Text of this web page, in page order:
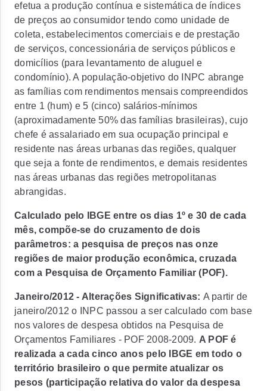
efetua a produção contínua e sistemática de índices
de preços ao consumidor tendo como unidade de
coleta, estabelecimentos comerciais e de prestação
de serviços, concessionária de serviços públicos e
domicílios (para levantamento de aluguel e
condomínio). A população-objetivo do INPC abrange
as famílias com rendimentos mensais compreendidos
entre 1 (hum) e 5 (cinco) salários-mínimos
(aproximadamente 50% das famílias brasileiras), cujo
chefe é assalariado em sua ocupação principal e
residente nas áreas urbanas das regiões, qualquer
que seja a fonte de rendimentos, e demais residentes
nas áreas urbanas das regiões metropolitanas
abrangidas.
Calculado pelo IBGE entre os dias 1º e 30 de cada
mês, compõe-se do cruzamento de dois
parâmetros: a pesquisa de preços nas onze
regiões de maior produção econômica, cruzada
com a Pesquisa de Orçamento Familiar (POF).
Janeiro/2012 - Alterações Significativas: A partir de
janeiro/2012 o INPC passou a ser calculado com base
nos valores de despesa obtidos na Pesquisa de
Orçamentos Familiares - POF 2008-2009. A POF é
realizada a cada cinco anos pelo IBGE em todo o
território brasileiro o que permite atualizar os
pesos (participação relativa do valor da despesa